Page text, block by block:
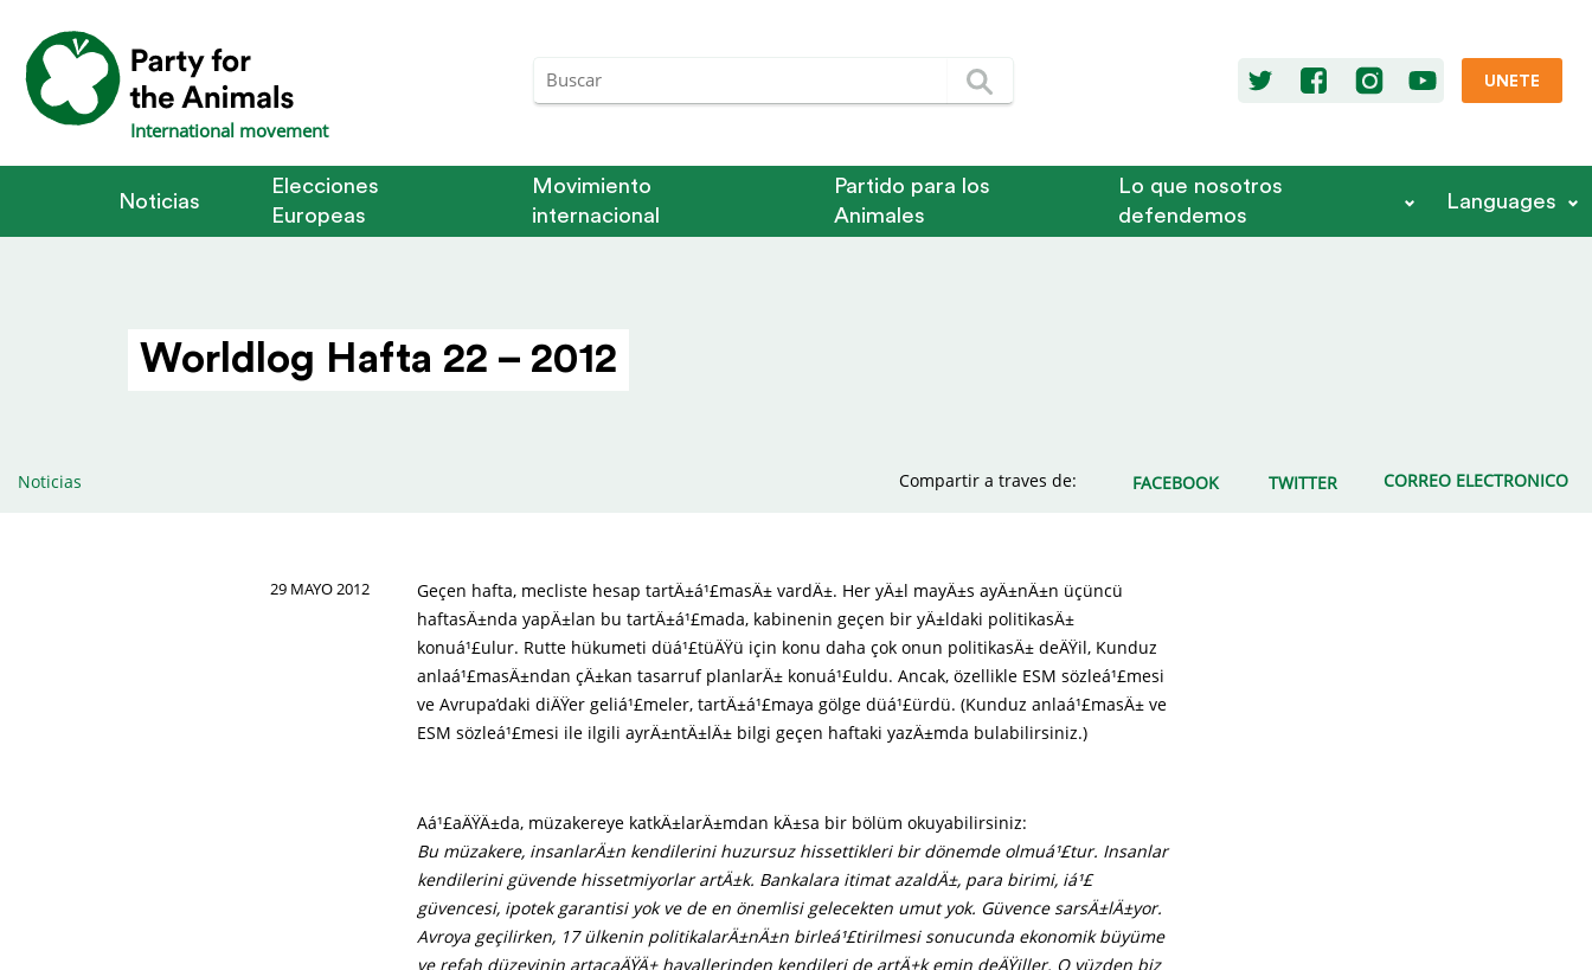
International movement
UNETE
Noticias
Elecciones
Europeas
Movimiento
internacional
Partido para los
Animales
Lo que nosotros
defendemos
Languages
Worldlog Hafta 22 – 2012
Noticias Compartir a traves de: FACEBOOK TWITTER CORREO ELECTRONICO
29 MAYO 2012
Geçen hafta, mecliste hesap tartÄ±á¹£masÄ± vardÄ±. Her yÄ±l mayÄ±s ayÄ±nÄ±n üçüncü
haftasÄ±nda yapÄ±lan bu tartÄ±á¹£mada, kabinenin geçen bir yÄ±ldaki politikasÄ±
konuá¹£ulur. Rutte hükumeti düá¹£tüÄŸü için konu daha çok onun politikasÄ± deÄŸil, Kunduz
anlaá¹£masÄ±ndan çÄ±kan tasarruf planlarÄ± konuá¹£uldu. Ancak, özellikle ESM sözleá¹£mesi
ve Avrupa’daki diÄŸer geliá¹£meler, tartÄ±á¹£maya gölge düá¹£ürdü. (Kunduz anlaá¹£masÄ± ve
ESM sözleá¹£mesi ile ilgili ayrÄ±ntÄ±lÄ± bilgi geçen haftaki yazÄ±mda bulabilirsiniz.)
Aá¹£aÄŸÄ±da, müzakereye katkÄ±larÄ±mdan kÄ±sa bir bölüm okuyabilirsiniz:
Bu müzakere, insanlarÄ±n kendilerini huzursuz hissettikleri bir dönemde olmuá¹£tur. Insanlar
kendilerini güvende hissetmiyorlar artÄ±k. Bankalara itimat azaldÄ±, para birimi, iá¹£
güvencesi, ipotek garantisi yok ve de en önemlisi gelecekten umut yok. Güvence sarsÄ±lÄ±yor.
Avroya geçilirken, 17 ülkenin politikalarÄ±nÄ±n birleá¹£tirilmesi sonucunda ekonomik büyüme
ve refah düzeyinin artacaÄŸÄ± hayallerinden kendileri de artÄ±k emin deÄŸiller. O yüzden biz